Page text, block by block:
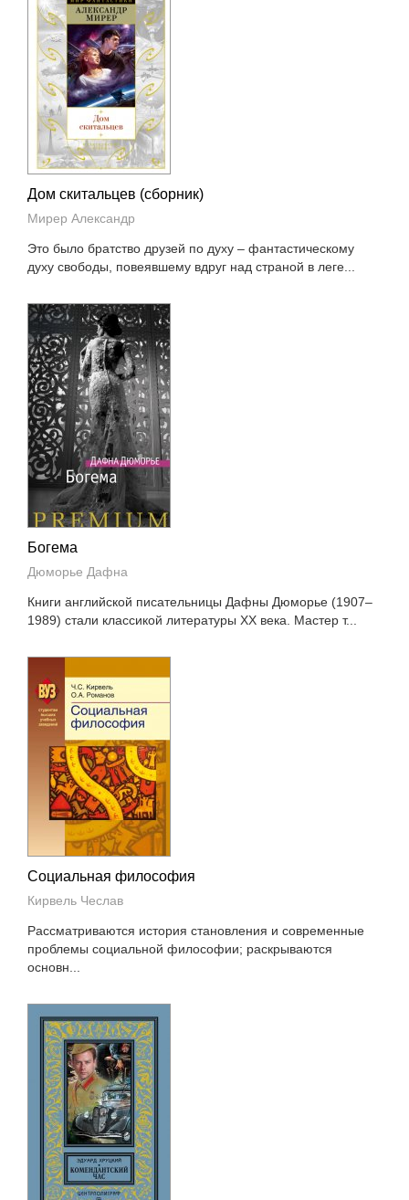
Дом скитальцев (сборник)
Мирер Александр
Это было братство друзей по духу – фантастическому
духу свободы, повеявшему вдруг над страной в леге...
Богема
Дюморье Дафна
Книги английской писательницы Дафны Дюморье (1907–
1989) стали классикой литературы XX века. Мастер т...
Социальная философия
Кирвель Чеслав
Рассматриваются история становления и современные
проблемы социальной философии; раскрываются
основн...